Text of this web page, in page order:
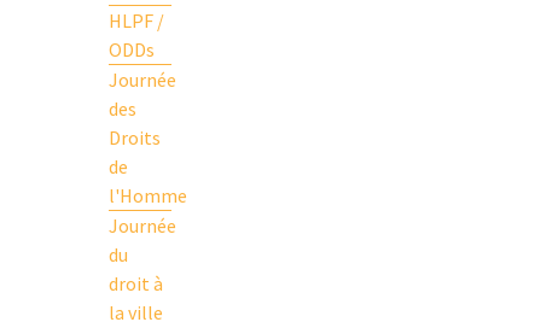
HLPF /
ODDs
Journée
des
Droits
de
l'Homme
Journée
du
droit à
la ville